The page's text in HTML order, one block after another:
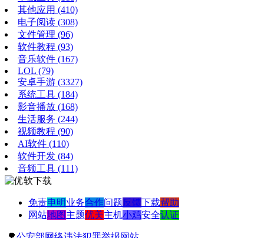
其他应用 (410)
电子阅读 (308)
文件管理 (96)
软件教程 (93)
音乐软件 (167)
LOL (79)
安卓手游 (3327)
系统工具 (184)
影音播放 (168)
生活服务 (244)
视频教程 (90)
AI软件 (110)
软件开发 (84)
音频工具 (111)
免责申明业务合作问题反馈下载帮助
网站地图 主题优美主机小鸡安全认证